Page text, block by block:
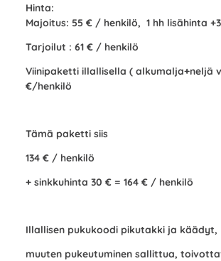
Hinta:
Majoitus: 55 € / henkilö, 1 hh lisähinta
Tarjoilut : 61 € / henkilö
Viinipaketti illallisella ( alkumalja+neljä
€/henkilö
Tämä paketti siis
134 € / henkilö
+ sinkkuhinta 30 € = 164 € / henkilö
Illallisen pukukoodi pikutakki ja käädyt,
muuten pukeutuminen sallittua,